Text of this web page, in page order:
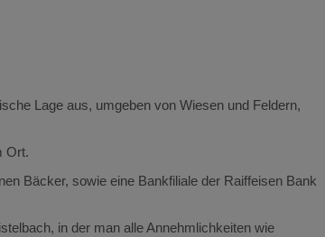
Lage aus, umgeben von Wiesen und Feldern,
Ort.
Bäcker, sowie eine Bankfiliale der Raiffeisen Bank
in der man alle Annehmlichkeiten wie